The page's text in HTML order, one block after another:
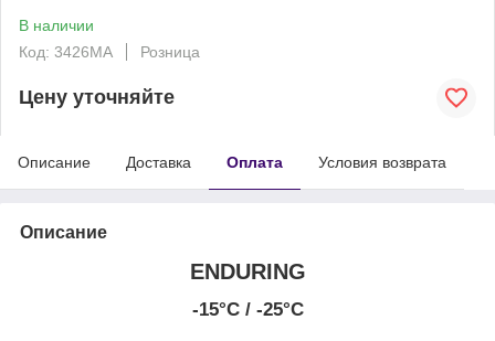
В наличии
Код: 3426MA
Розница
Цену уточняйте
Описание Доставка Оплата Условия возврата
Описание
ENDURING
-15°C / -25°C